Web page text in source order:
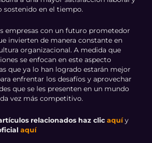
sostenido en el tiempo.
empresas con un futuro prometedor
invierten de manera constante en
organizacional. A medida que
se enfocan en este aspecto
que ya lo han logrado estarán mejor
enfrentar los desafíos y aprovechar
que se les presenten en un mundo
vez más competitivo.
relacionados haz clicaquíy
aquí